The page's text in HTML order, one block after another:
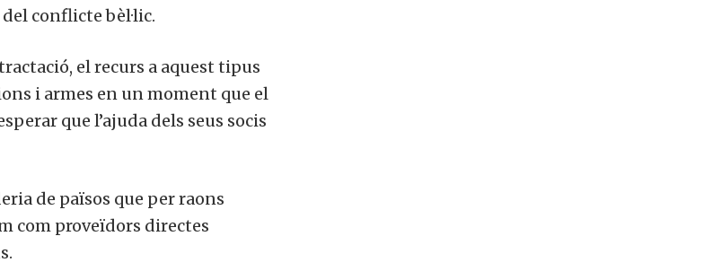
conflicte bèl·lic.
el recurs a aquest tipus
i armes en un moment que el
que l’ajuda dels seus socis
de països que per raons
com proveïdors directes